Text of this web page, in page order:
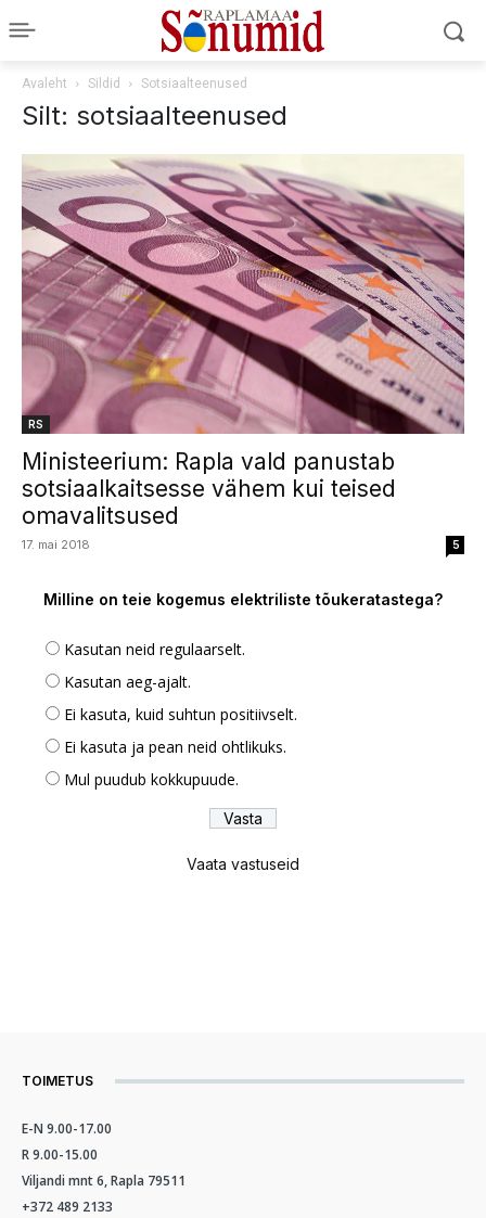
Avaleht Sildid Sotsiaalteenused
Silt: sotsiaalteenused
RS
Ministeerium: Rapla vald panustab
sotsiaalkaitsesse vähem kui teised
omavalitsused
17. mai 2018 5
Milline on teie kogemus elektriliste tõukeratastega?
Kasutan neid regulaarselt.
Kasutan aeg-ajalt.
Ei kasuta, kuid suhtun positiivselt.
Ei kasuta ja pean neid ohtlikuks.
Mul puudub kokkupuude.
Vaata vastuseid
TOIMETUS
E-N 9.00-17.00
R 9.00-15.00
Viljandi mnt 6, Rapla 79511
+372 489 2133